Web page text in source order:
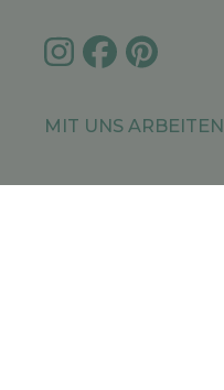
MIT UNS ARBEITEN